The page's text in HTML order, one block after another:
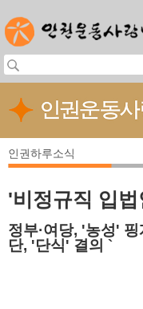
인권하루소식
'비정규직 입법
정부·여당, '농성'
단, '단식' 결의 `